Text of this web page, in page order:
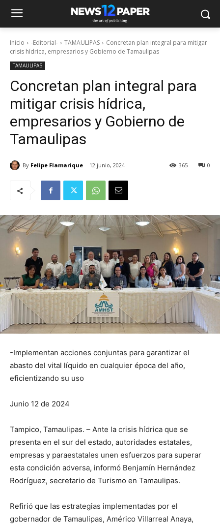
Inicio -Editorial- TAMAULIPAS
Concretan plan integral para mitigar
crisis hídrica, empresarios y Gobierno de Tamaulipas
TAMAULIPAS
Concretan plan integral para
mitigar crisis hídrica,
empresarios y Gobierno de
Tamaulipas
By Felipe Flamarique 12 junio, 2024 0
365
-Implementan acciones conjuntas para garantizar el
abasto del vital líquido en cualquier época del año,
eficientizando su uso
Junio 12 de 2024
Tampico, Tamaulipas. – Ante la crisis hídrica que se
presenta en el sur del estado, autoridades estatales,
empresas y paraestatales unen esfuerzos para superar
esta condición adversa, informó Benjamín Hernández
Rodríguez, secretario de Turismo en Tamaulipas.
Refirió que las estrategias implementadas por el
gobernador de Tamaulipas, Américo Villarreal Anaya,